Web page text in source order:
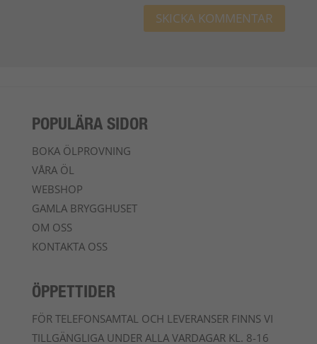
POPULÄRA SIDOR
BOKA ÖLPROVNING
VÅRA ÖL
WEBSHOP
GAMLA BRYGGHUSET
OM OSS
KONTAKTA OSS
ÖPPETTIDER
FÖR TELEFONSAMTAL OCH LEVERANSER FINNS VI
TILLGÄNGLIGA UNDER ALLA VARDAGAR KL. 8-16